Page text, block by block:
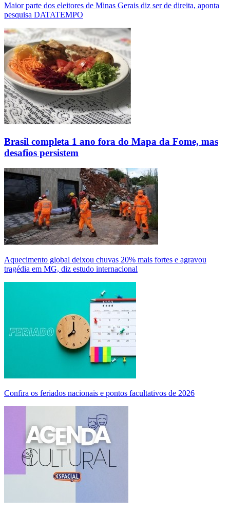
Maior parte dos eleitores de Minas Gerais diz ser de direita, aponta
pesquisa DATATEMPO
Brasil completa 1 ano fora do Mapa da Fome, mas
desafios persistem
Aquecimento global deixou chuvas 20% mais fortes e agravou
tragédia em MG, diz estudo internacional
Confira os feriados nacionais e pontos facultativos de 2026